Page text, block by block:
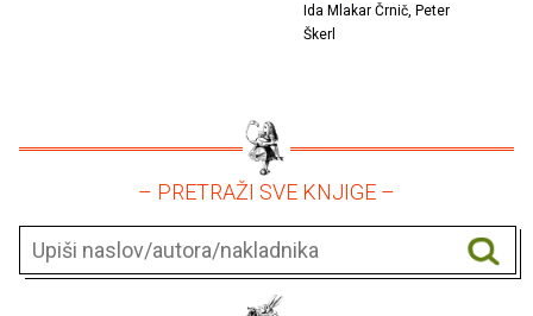
Ida Mlakar Črnič, Peter
Škerl
– PRETRAŽI SVE KNJIGE –